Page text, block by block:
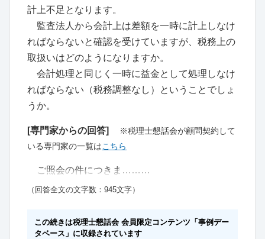
計上不足となります。
監査法人から会計上は差額を一時に計上しなけ
ればならないと確認を受けていますが、税務上の
取扱いはどのようになりますか。
会計処理と同じく一時に益金として処理しなけ
ればならない（税務調整なし）ということでしょ
うか。
[専門家からの回答]
※税理士懇話会が顧問契約して
いる専門家の一覧はこちら
ご照会の件につきま………
（回答全文の文字数：945文字）
この続きは税理士懇話会 会員限定コンテンツ「事例デー
タベース」に収録されています